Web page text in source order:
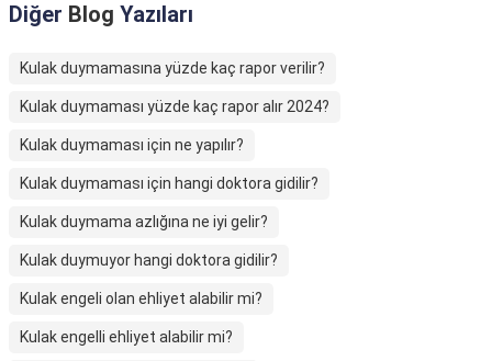
Diğer Blog Yazıları
Kulak duymamasına yüzde kaç rapor verilir?
Kulak duymaması yüzde kaç rapor alır 2024?
Kulak duymaması için ne yapılır?
Kulak duymaması için hangi doktora gidilir?
Kulak duymama azlığına ne iyi gelir?
Kulak duymuyor hangi doktora gidilir?
Kulak engeli olan ehliyet alabilir mi?
Kulak engelli ehliyet alabilir mi?